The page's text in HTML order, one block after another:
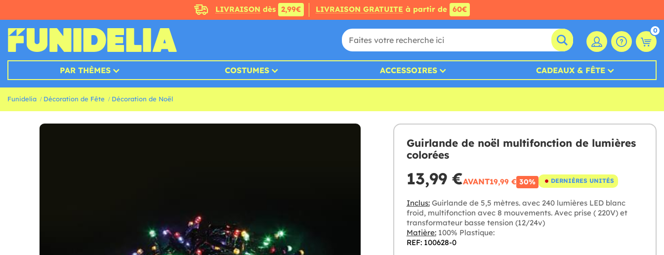
LIVRAISON dès 2,99€ LIVRAISON GRATUITE à partir de 60€
0
PAR THÈMES COSTUMES ACCESSOIRES CADEAUX & FÊTE
Funidelia Décoration de Fête Décoration de Noël
Guirlande de noël multifonction de lumières
colorées
13,99 €AVANT19,99 € 30% DERNIÈRES UNITÉS
Inclus:Guirlande de 5,5 mètres. avec 240 lumières LED blanc
froid, multifonction avec 8 mouvements. Avec prise ( 220V) et
transformateur basse tension (12/24v)
Matière:100% Plastique:
REF: 100628-0